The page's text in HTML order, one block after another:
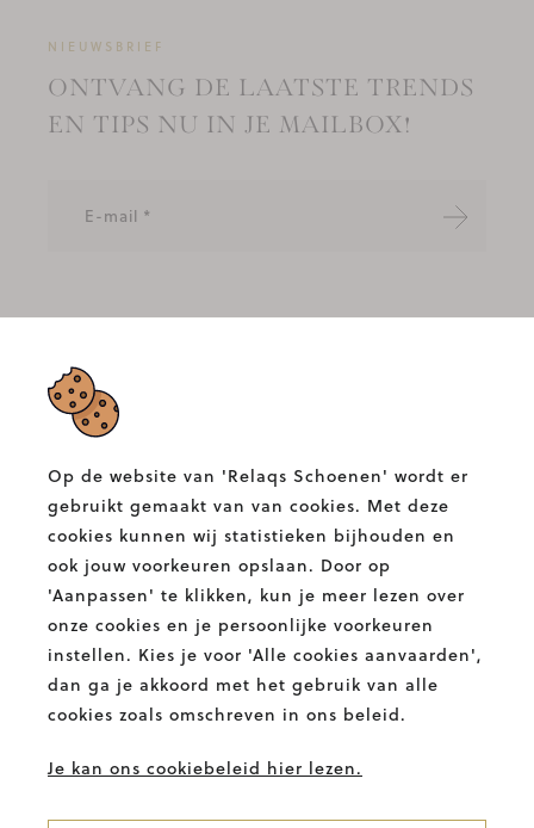
NIEUWSBRIEF
ONTVANG DE LAATSTE TRENDS
EN TIPS NU IN JE MAILBOX!
T.
054 58 82 00
E.
info@relaqs.be
Facebook
Relaqs
Schoenen
Instagram
Relaqs
Schoenen
BETALINGSMETHODES
Op de website van 'Relaqs Schoenen' wordt er
gebruikt gemaakt van van cookies. Met deze
cookies kunnen wij statistieken bijhouden en
ook jouw voorkeuren opslaan. Door op
'Aanpassen' te klikken, kun je meer lezen over
onze cookies en je persoonlijke voorkeuren
instellen. Kies je voor 'Alle cookies aanvaarden',
dan ga je akkoord met het gebruik van alle
cookies zoals omschreven in ons beleid.
Je kan ons cookiebeleid hier lezen.